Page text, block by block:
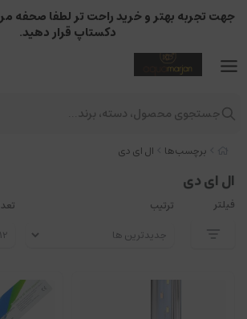
برچسب‌ها ال ای دی
ال ای دی
فیلتر ترتیب
جهت تجربه بهتر و خرید راحت تر لطفا صحفه
دکستاپ قرار دهید.
جستجوی محصول، دسته، برند...